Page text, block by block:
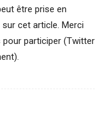
être prise en
cet article. Merci
participer (Twitter